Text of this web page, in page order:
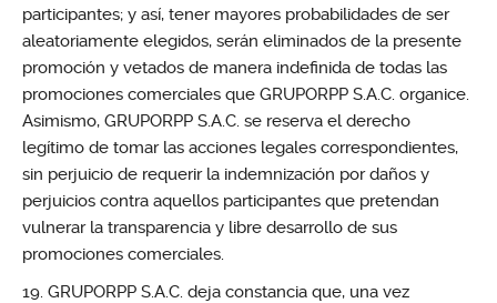
participantes; y así, tener mayores probabilidades de ser
aleatoriamente elegidos, serán eliminados de la presente
promoción y vetados de manera indefinida de todas las
promociones comerciales que GRUPORPP S.A.C. organice.
Asimismo, GRUPORPP S.A.C. se reserva el derecho
legítimo de tomar las acciones legales correspondientes,
sin perjuicio de requerir la indemnización por daños y
perjuicios contra aquellos participantes que pretendan
vulnerar la transparencia y libre desarrollo de sus
promociones comerciales.
GRUPORPP S.A.C. deja constancia que, una vez